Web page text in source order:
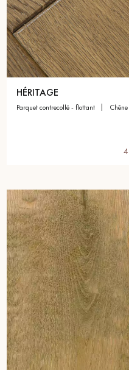
HÉRITAGE
parquet contrecollé - flottant chêne